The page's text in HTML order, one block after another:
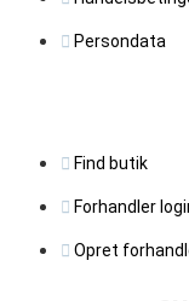
Persondata
Find butik
Forhandler
Opret